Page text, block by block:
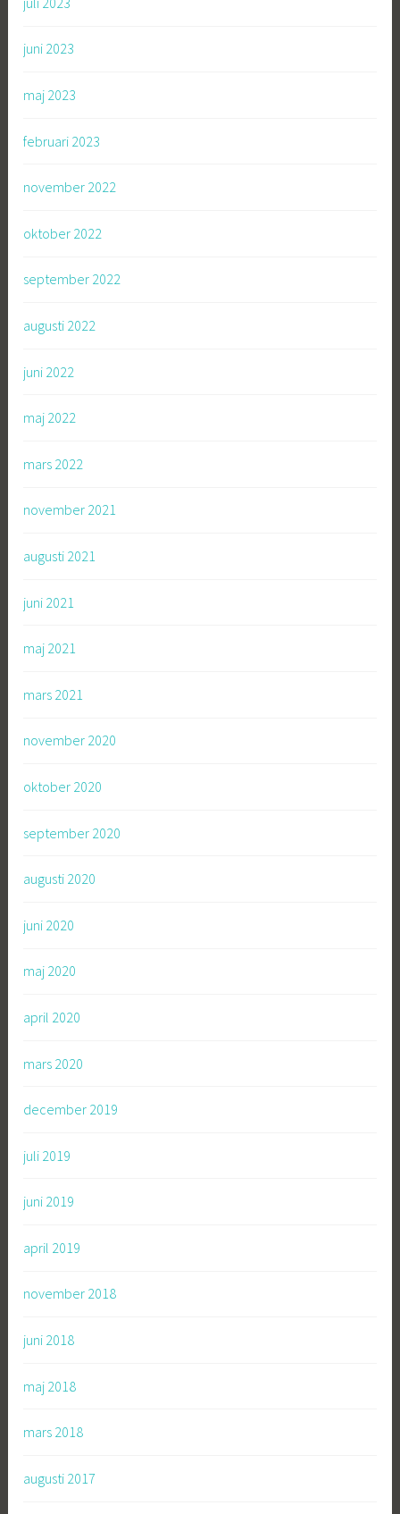
juni 2023
maj 2023
februari 2023
november 2022
oktober 2022
september 2022
augusti 2022
juni 2022
maj 2022
mars 2022
november 2021
augusti 2021
juni 2021
maj 2021
mars 2021
november 2020
oktober 2020
september 2020
augusti 2020
juni 2020
maj 2020
april 2020
mars 2020
december 2019
juli 2019
juni 2019
april 2019
november 2018
juni 2018
maj 2018
mars 2018
augusti 2017